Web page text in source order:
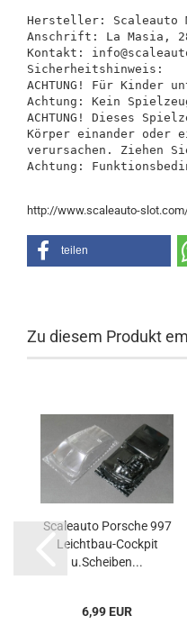
Hersteller: Scaleauto
Anschrift: La Masia,
Kontakt:
Sicherheitshinweis:
ACHTUNG! Für
Achtung: Kein
ACHTUNG! Dieses
Körper einander oder
verursachen. Ziehen
Achtung:
http://www.scaleauto-
teilen
Zu diesem Produkt
Scaleauto Porsche 997
Leichtbau-Cockpit
u.Scheiben...
6,99 EUR